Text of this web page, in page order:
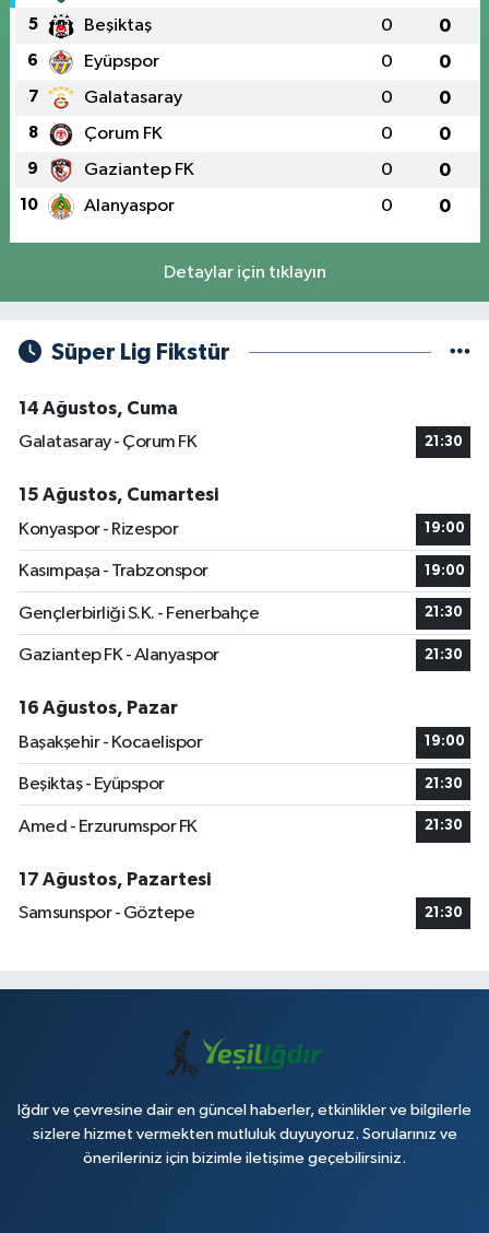
5 Beşiktaş 0 0
6 Eyüpspor 0 0
7 Galatasaray 0 0
8 Çorum FK 0 0
9 Gaziantep FK 0 0
10 Alanyaspor 0 0
Detaylar için tıklayın
Süper Lig Fikstür
14 Ağustos, Cuma
Galatasaray - Çorum FK
21:30
15 Ağustos, Cumartesi
Konyaspor - Rizespor
19:00
Kasımpaşa - Trabzonspor 19:00
Gençlerbirliği S.K. - Fenerbahçe 21:30
Gaziantep FK - Alanyaspor 21:30
16 Ağustos, Pazar
Başakşehir - Kocaelispor
19:00
Beşiktaş - Eyüpspor 21:30
Amed - Erzurumspor FK 21:30
17 Ağustos, Pazartesi
Samsunspor - Göztepe
21:30
Iğdır ve çevresine dair en güncel haberler, etkinlikler ve bilgilerle
sizlere hizmet vermekten mutluluk duyuyoruz. Sorularınız ve
önerileriniz için bizimle iletişime geçebilirsiniz.